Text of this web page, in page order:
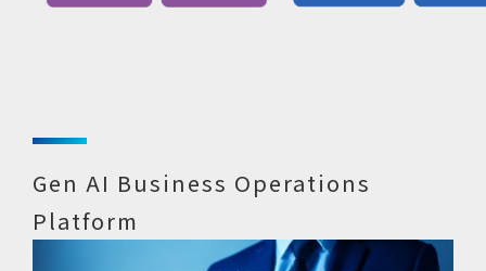
Gen AI Business Operations
Platform